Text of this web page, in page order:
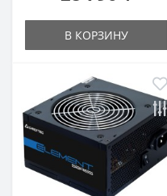
В КОРЗИНУ